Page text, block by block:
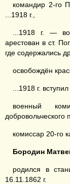
командир 2-го
...1918 г.,
...1918 г. — во
арестован в ст.
где содержались
освобождён
...1918 г.
военный
добровольческого
комиссар 20-го
Бородин
родился в
16.11.1862 г.